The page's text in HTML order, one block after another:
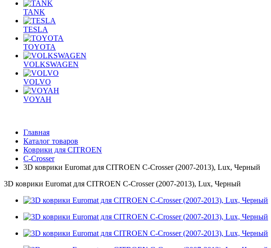
TANK
TESLA
TOYOTA
VOLKSWAGEN
VOLVO
VOYAH
Главная
Каталог товаров
Коврики для CITROEN
C-Crosser
3D коврики Euromat для CITROEN C-Crosser (2007-2013), Lux, Черный
3D коврики Euromat для CITROEN C-Crosser (2007-2013), Lux, Черный